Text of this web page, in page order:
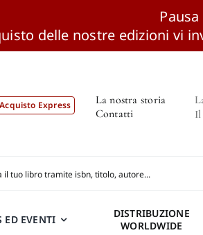
delle nostre edizioni vi
Acquisto Express
La nostra storia
Contatti
Il
ED EVENTI
DISTRIBUZIONE
WORLDWIDE